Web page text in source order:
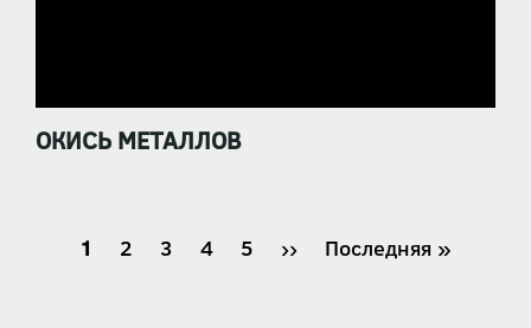
ОКИСЬ МЕТАЛЛОВ
Нумерация
Текущая
1 Страница
2 Страница
3 Страница
4 Страница
5
Следующая
››
Последняя
Последняя »